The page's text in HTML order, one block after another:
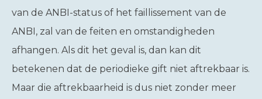
van de ANBI-status of het faillissement van de
ANBI, zal van de feiten en omstandigheden
afhangen. Als dit het geval is, dan kan dit
betekenen dat de periodieke gift niet aftrekbaar is.
Maar die aftrekbaarheid is dus niet zonder meer